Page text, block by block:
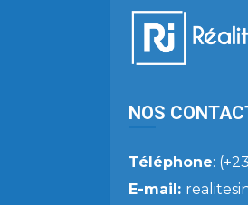
NOS
Téléphone:
E-mail: